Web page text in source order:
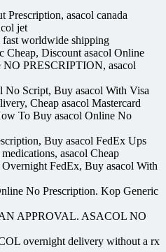
Prescription, asacol canada
jet
worldwide shipping
Cheap, Discount asacol Online
NO PRESCRIPTION, asacol
No Script, Buy asacol With Visa
Cheap asacol Mastercard
To Buy asacol Online No
Buy asacol FedEx Ups
asacol Cheap
FedEx, Buy asacol With
No Prescription. Kop Generic
APPROVAL. ASACOL NO
overnight delivery without a rx